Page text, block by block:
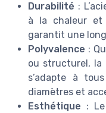
Durabilité :
à la chaleur et
garantit une
Polyvalence :
ou structurel, la
s’adapte à
diamètres et
Esthétique :